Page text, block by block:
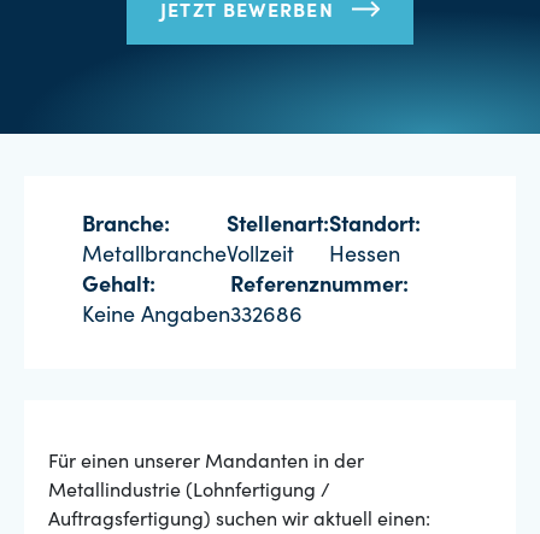
JETZT BEWERBEN
Branche:
Metallbranche
Stellenart:
Vollzeit
Standort:
Hessen
Gehalt:
Keine Angaben
Referenznummer:
332686
Für einen unserer Mandanten in der
Metallindustrie (Lohnfertigung /
Auftragsfertigung) suchen wir aktuell einen: